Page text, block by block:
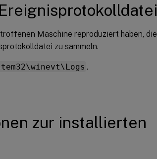
Maschine reproduziert haben, die
zu sammeln.
.
zur installierten